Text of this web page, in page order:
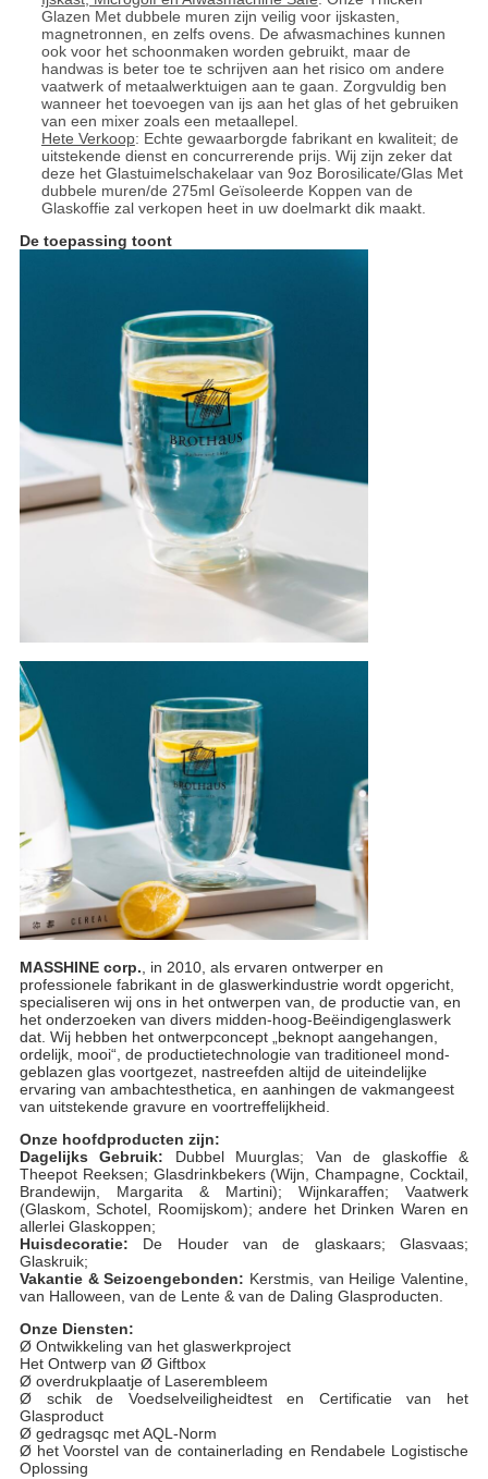
Glazen Met dubbele muren zijn veilig voor ijskasten,
magnetronnen, en zelfs ovens. De afwasmachines kunnen
ook voor het schoonmaken worden gebruikt, maar de
handwas is beter toe te schrijven aan het risico om andere
vaatwerk of metaalwerktuigen aan te gaan. Zorgvuldig ben
wanneer het toevoegen van ijs aan het glas of het gebruiken
van een mixer zoals een metaallepel.
Hete Verkoop: Echte gewaarborgde fabrikant en kwaliteit; de
uitstekende dienst en concurrerende prijs. Wij zijn zeker dat
deze het Glastuimelschakelaar van 9oz Borosilicate/Glas Met
dubbele muren/de 275ml Geïsoleerde Koppen van de
Glaskoffie zal verkopen heet in uw doelmarkt dik maakt.
De toepassing toont
MASSHINE corp., in 2010, als ervaren ontwerper en
professionele fabrikant in de glaswerkindustrie wordt opgericht,
specialiseren wij ons in het ontwerpen van, de productie van, en
het onderzoeken van divers midden-hoog-Beëindigenglaswerk
dat. Wij hebben het ontwerpconcept „beknopt aangehangen,
ordelijk, mooi“, de productietechnologie van traditioneel mond-
geblazen glas voortgezet, nastreefden altijd de uiteindelijke
ervaring van ambachtesthetica, en aanhingen de vakmangeest
van uitstekende gravure en voortreffelijkheid.
Onze hoofdproducten zijn:
Dagelijks Gebruik: Dubbel Muurglas; Van de glaskoffie &
Theepot Reeksen; Glasdrinkbekers (Wijn, Champagne, Cocktail,
Brandewijn, Margarita & Martini); Wijnkaraffen; Vaatwerk
(Glaskom, Schotel, Roomijskom); andere het Drinken Waren en
allerlei Glaskoppen;
Huisdecoratie: De Houder van de glaskaars; Glasvaas;
Glaskruik;
Vakantie & Seizoengebonden: Kerstmis, van Heilige Valentine,
van Halloween, van de Lente & van de Daling Glasproducten.
Onze Diensten:
Ø Ontwikkeling van het glaswerkproject
Het Ontwerp van Ø Giftbox
Ø overdrukplaatje of Laserembleem
Ø schik de Voedselveiligheidtest en Certificatie van het
Glasproduct
Ø gedragsqc met AQL-Norm
Ø het Voorstel van de containerlading en Rendabele Logistische
Oplossing